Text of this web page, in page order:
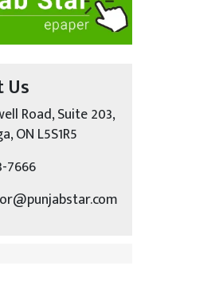
Us
Road, Suite 203,
ON L5S1R5
7666